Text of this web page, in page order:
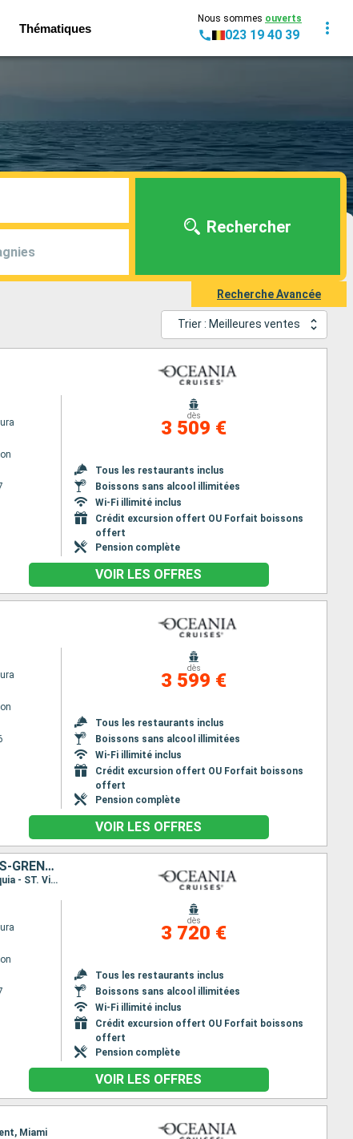
Thématiques
Nous sommes ouverts
023 19 40 39
Rechercher
Recherche Avancée
Trier : Meilleures ventes
dès
3 509 €
Tous les restaurants inclus
Boissons sans alcool illimitées
Wi-Fi illimité inclus
Crédit excursion offert OU Forfait boissons
offert
Pension complète
VOIR LES OFFRES
dès
3 599 €
Tous les restaurants inclus
Boissons sans alcool illimitées
Wi-Fi illimité inclus
Crédit excursion offert OU Forfait boissons
offert
Pension complète
VOIR LES OFFRES
ÉTATS-UNIS, GUADELOUPE, SAINT-MARTIN, FRANCE, SAINT VINCENT-ET-LES-GRENADINES
Itinéraire : Miami, Basse-Terre, Saint-Martin (Philipsburg), Saint Barthelemy, Charlotte Amalie, Bequia - ST. Vincent, Miami
dès
3 720 €
Tous les restaurants inclus
Boissons sans alcool illimitées
Wi-Fi illimité inclus
Crédit excursion offert OU Forfait boissons
offert
Pension complète
VOIR LES OFFRES
Miami